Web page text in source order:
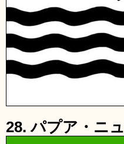
28. パプア・ニ